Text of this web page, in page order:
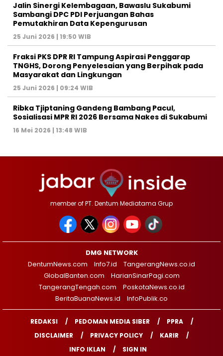
Jalin Sinergi Kelembagaan, Bawaslu Sukabumi
Sambangi DPC PDI Perjuangan Bahas
Pemutakhiran Data Kepengurusan
25 Juni 2026 | 19:50 WIB
‎Fraksi PKS DPR RI Tampung Aspirasi Penggarap
TNGHS, Dorong Penyelesaian yang Berpihak pada
Masyarakat dan Lingkungan‎
25 Juni 2026 | 09:24 WIB
Ribka Tjiptaning Gandeng Bambang Pacul,
Sosialisasi MPR RI 2026 Bersama Nakes di Sukabumi
16 Mei 2026 | 13:48 WIB
member of PT. Dentum Mediatama Grup
DMG NETWORK
DentumNews.com
Info7.id
TangerangNews.co.id
GlobalBanten.com
HarianSinarPagi.com
TangerangTengah.com
PoskotaNews.co.id
BeritaBuanaNews.id
InfoPublik.co
REDAKSI PEDOMAN MEDIA SIBER
PPRA
DISCLAIMER
PRIVACY POLICY
KARIR
INFO IKLAN
SIGN IN